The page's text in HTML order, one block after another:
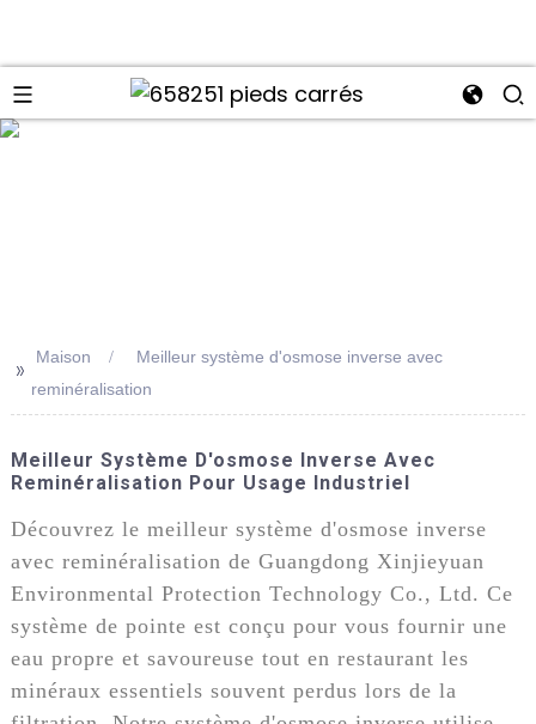
>> Maison
Meilleur système d'osmose inverse avec
reminéralisation
Meilleur Système D'osmose Inverse Avec
Reminéralisation Pour Usage Industriel
Découvrez le meilleur système d'osmose inverse
avec reminéralisation de Guangdong Xinjieyuan
Environmental Protection Technology Co., Ltd. Ce
système de pointe est conçu pour vous fournir une
eau propre et savoureuse tout en restaurant les
minéraux essentiels souvent perdus lors de la